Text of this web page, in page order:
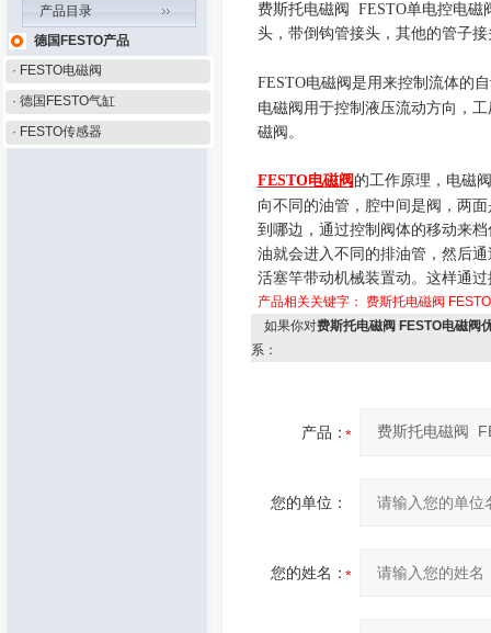
产品目录
德国FESTO产品
· FESTO电磁阀
· 德国FESTO气缸
· FESTO传感器
费斯托电磁阀 FESTO单电控电磁
头，带倒钩管接头，其他的管子
FESTO电磁阀是用来控制流体的
电磁阀用于控制液压流动方向，
磁阀。
FESTO电磁阀的工作原理，电磁
向不同的油管，腔中间是阀，两
到哪边，通过控制阀体的移动来
油就会进入不同的排油管，然后
活塞竿带动机械装置动。这样通
产品相关关键字： 费斯托电磁阀
如果你对费斯托电磁阀 FESTO电磁阀
系：
产品：
您的单位：
您的姓名：